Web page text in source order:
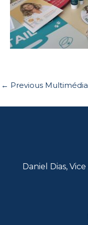
← Previous Multimédia
Daniel Dias,